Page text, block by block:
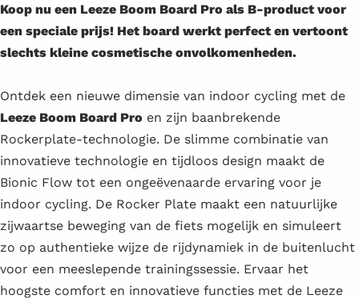
Koop nu een Leeze Boom Board Pro als B-product voor
een speciale prijs! Het board werkt perfect en vertoont
slechts kleine cosmetische onvolkomenheden.
Ontdek een nieuwe dimensie van indoor cycling met de
Leeze Boom Board Pro en zijn baanbrekende
Rockerplate-technologie. De slimme combinatie van
innovatieve technologie en tijdloos design maakt de
Bionic Flow tot een ongeëvenaarde ervaring voor je
indoor cycling. De Rocker Plate maakt een natuurlijke
zijwaartse beweging van de fiets mogelijk en simuleert
zo op authentieke wijze de rijdynamiek in de buitenlucht
voor een meeslepende trainingssessie. Ervaar het
hoogste comfort en innovatieve functies met de Leeze